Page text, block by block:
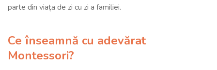
parte din viața de zi cu zi a familiei.
Ce înseamnă cu adevărat
Montessori?